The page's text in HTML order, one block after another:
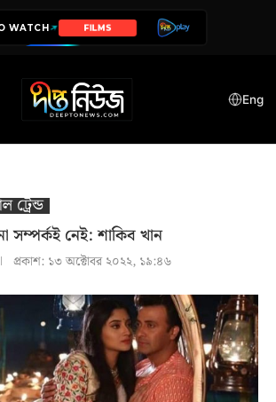
WATCH SERIES
Eng
ট্রেন্ড
নেই: শাকিব খান
প্রকাশ: ১৩ অক্টোবর ২০২২, ১৯:৪৬